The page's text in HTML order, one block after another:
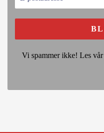
Vi spammer ikke! Les vår